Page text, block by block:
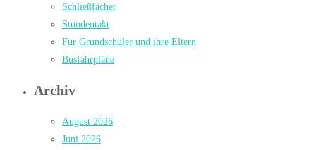
Schließfächer
Stundentakt
Für Grundschüler und ihre Eltern
Busfahrpläne
Archiv
August 2026
Juni 2026